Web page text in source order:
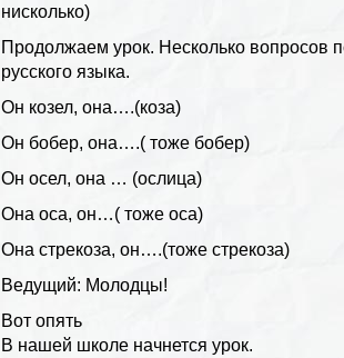
нисколько)
Продолжаем урок. Несколько вопросов
русского языка.
Он козел, она….(коза)
Он бобер, она….( тоже бобер)
Он осел, она … (ослица)
Она оса, он…( тоже оса)
Она стрекоза, он….(тоже стрекоза)
Ведущий: Молодцы!
Вот опять
В нашей школе начнется урок.